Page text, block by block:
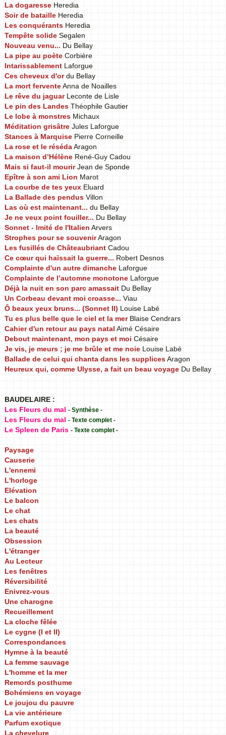
La dogaresse Heredia
Soir de bataille Heredia
Les conquérants Heredia
Tempête solide Segalen
Nouveau venu... Du Bellay
La pipe au poète Corbière
Intarissablement Laforgue
Ces cheveux d'ordu Bellay
La mort ferventeAnna de Noailles
Le rêve du jaguarLeconte de Lisle
Le pin des Landes Théophile Gautier
Le lobe à monstres Michaux
Méditation grisâtre Jules Laforgue
Stances à Marquise Pierre Corneille
La rose et le résédaAragon
La maison d’Hélène René-Guy Cadou
Mais si faut-il mourirJean de Sponde
Epître à son ami Lion Marot
La courbe de tes yeux Eluard
La Ballade des pendus Villon
Las où est maintenant... du Bellay
Je ne veux point fouiller... Du Bellay
Sonnet - Imité de l'Italien Arvers
Strophes pour se souvenirAragon
Les fusillés de Châteaubriant Cadou
Ce cœur qui haïssait la guerre... Robert Desnos
Complainte d'un autre dimanche Laforgue
Complainte de l’automne monotone Laforgue
Déjà la nuit en son parc amassait Du Bellay
Un Corbeau devant moi croasse... Viau
Ô beaux yeux bruns... (Sonnet II) Louise Labé
Tu es plus belle que le ciel et la merBlaise Cendrars
Cahier d'un retour au pays natal Aimé Césaire
Debout maintenant, mon pays et moi Césaire
Je vis, je meurs ; je me brûle et me noie Louise Labé
Ballade de celui qui chanta dans les supplicesAragon
Heureux qui, comme Ulysse, a fait un beau voyage Du Bellay
BAUDELAIRE :
Les Fleurs du mal - Synthèse -
Les Fleurs du mal - Texte complet -
Le Spleen de Paris - Texte complet -
Paysage
Causerie
L'ennemi
L'horloge
Elévation
Le balcon
Le chat
Les chats
La beauté
Obsession
L'étranger
Au Lecteur
Les fenêtres
Réversibilité
Enivrez-vous
Une charogne
Recueillement
La cloche fêlée
Le cygne (I et II)
Correspondances
Hymne à la beauté
La femme sauvage
L'homme et la mer
Remords posthume
Bohémiens en voyage
Le joujou du pauvre
La vie antérieure
Parfum exotique
La chevelure